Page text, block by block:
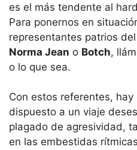
es el más tendente al
Para ponernos en
representantes patrios
Norma Jean o Botch,
o lo que sea.
Con estos referentes,
dispuesto a un viaje
plagado de agresividad,
en las embestidas